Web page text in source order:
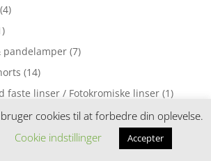
(4)
pandelamper (7)
(14)
faste linser / Fotokromiske linser (1)
styrke (2)
cookies til at forbedre din oplevelse.
Cookie indstillinger Accepter